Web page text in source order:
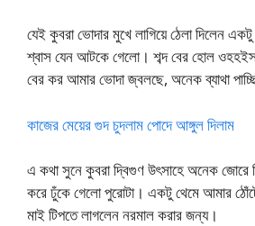
যেই কুবরা ভোদার মুখে লাগিয়ে ঠেলা দিলেন
শ্বাস যেন আটকে গেলো। শব্দ বের হোল
বের কর আমার ভোদা জ্বলছে, অনেক ব্যাথা
কাজের মেয়ের গুদ চুদলাম পোদে আঙ্গুল দিলাম
এ কথা সুনে কুবরা দ্বিগুণ উৎসাহে অনেক জোরে
করে ঢুঁকে গেলো পুরোটা। একটু থেমে আমার
মাই টিপতে লাগলেন নরমাল করার জন্য।